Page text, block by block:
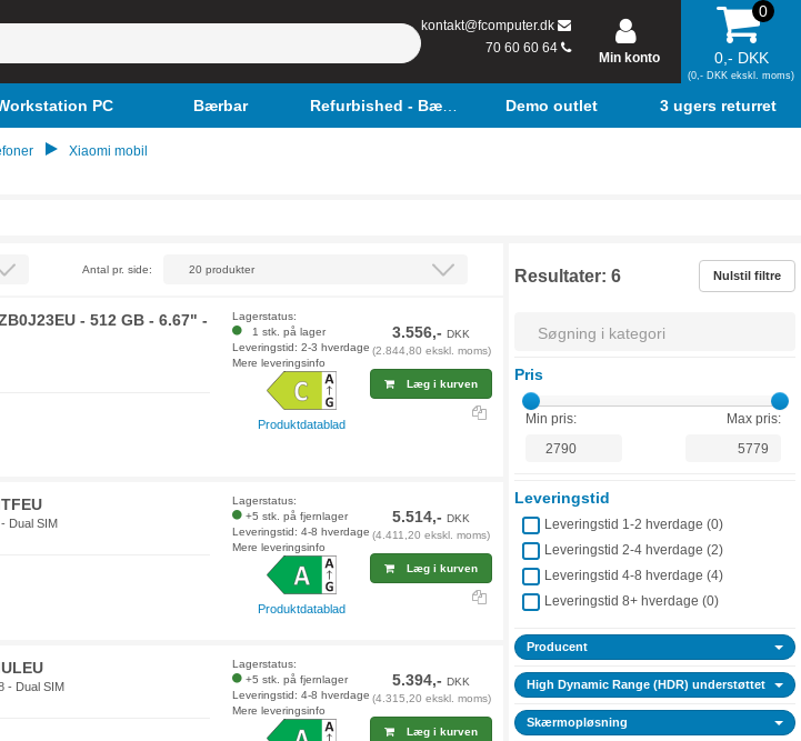
kontakt@fcomputer.dk
70 60 60 64
Min konto
0
0,- DKK
(0,- DKK ekskl. moms)
PC Bærbar Refurbished - Bærbar Demo outlet 3 ugers returret
Xiaomi mobil
Resultater:6 Nulstil filtre
Pris
Min pris: Max pris:
Leveringstid
Leveringstid 1-2 hverdage (0)
Leveringstid 2-4 hverdage (2)
Leveringstid 4-8 hverdage (4)
Leveringstid 8+ hverdage (0)
Producent
High Dynamic Range (HDR) understøttet
Skærmopløsning
Antal pr. side:
- 512 GB - 6.67" -
Lagerstatus:
1 stk. på lager
Leveringstid: 2-3 hverdage
Mere leveringsinfo
Produktdatablad
3.556,-DKK
(2.844,80 ekskl. moms)
Læg i kurven
Dual SIM
Lagerstatus:
+5 stk. på fjernlager
Leveringstid: 4-8 hverdage
Mere leveringsinfo
Produktdatablad
5.514,-DKK
(4.411,20 ekskl. moms)
Læg i kurven
- Dual SIM
Lagerstatus:
+5 stk. på fjernlager
Leveringstid: 4-8 hverdage
Mere leveringsinfo
5.394,-DKK
(4.315,20 ekskl. moms)
Læg i kurven